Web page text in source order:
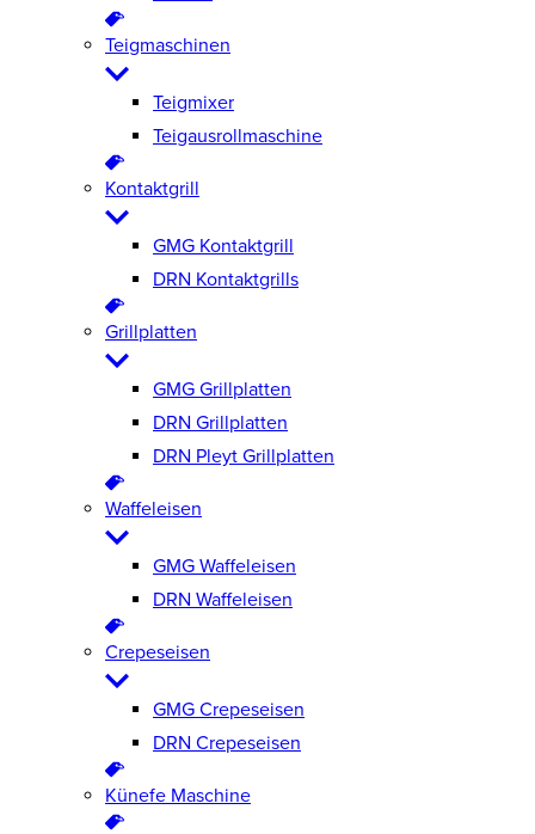
Teigmaschinen
Teigmixer
Teigausrollmaschine
Kontaktgrill
GMG Kontaktgrill
DRN Kontaktgrills
Grillplatten
GMG Grillplatten
DRN Grillplatten
DRN Pleyt Grillplatten
Waffeleisen
GMG Waffeleisen
DRN Waffeleisen
Crepeseisen
GMG Crepeseisen
DRN Crepeseisen
Künefe Maschine